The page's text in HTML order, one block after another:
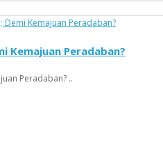
Kemajuan Peradaban?
Peradaban? ..